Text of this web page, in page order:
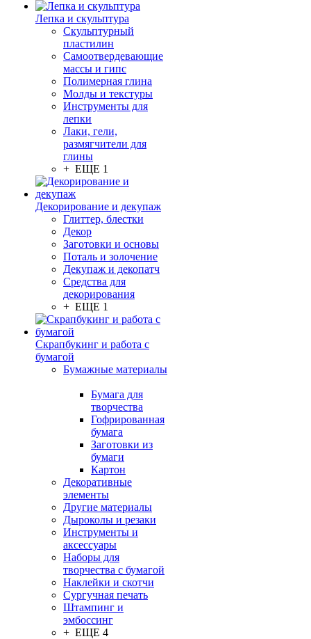
Лепка и скульптура
Скульптурный
пластилин
Самоотвердевающие
массы и гипс
Полимерная глина
Молды и текстуры
Инструменты для
лепки
Лаки, гели,
размягчители для
глины
+ ЕЩЕ 1
Декорирование и декупаж
Глиттер, блестки
Декор
Заготовки и основы
Поталь и золочение
Декупаж и декопатч
Средства для
декорирования
+ ЕЩЕ 1
Скрапбукинг и работа с
бумагой
Бумажные материалы
Бумага для
творчества
Гофрированная
бумага
Заготовки из
бумаги
Картон
Декоративные
элементы
Другие материалы
Дыроколы и резаки
Инструменты и
аксессуары
Наборы для
творчества с бумагой
Наклейки и скотчи
Сургучная печать
Штампинг и
эмбоссинг
+ ЕЩЕ 4